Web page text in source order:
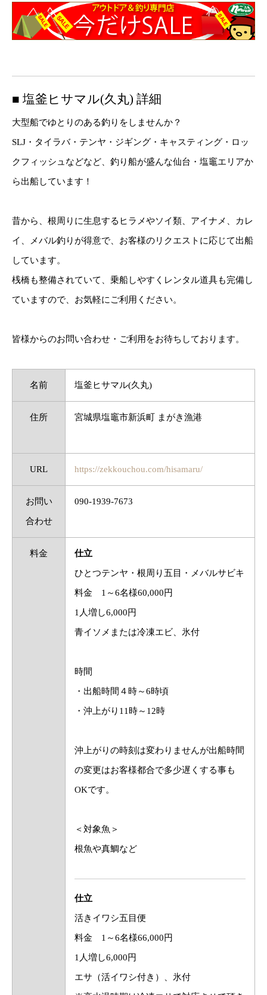
■ 塩釜ヒサマル(久丸) 詳細
大型船でゆとりのある釣りをしませんか？
SLJ・タイラバ・テンヤ・ジギング・キャスティング・ロッ
クフィッシュなどなど、釣り船が盛んな仙台・塩竈エリアか
ら出船しています！
昔から、根周りに生息するヒラメやソイ類、アイナメ、カレ
イ、メバル釣りが得意で、お客様のリクエストに応じて出船
しています。
桟橋も整備されていて、乗船しやすくレンタル道具も完備し
ていますので、お気軽にご利用ください。
皆様からのお問い合わせ・ご利用をお待ちしております。
名前 塩釜ヒサマル(久丸)
住所 宮城県塩竈市新浜町 まがき漁港
URL https://zekkouchou.com/hisamaru/
お問い
合わせ
090-1939-7673
料金 仕立
ひとつテンヤ・根周り五目・メバルサビキ
料金 1～6名様60,000円
1人増し6,000円
青イソメまたは冷凍エビ、氷付
時間
・出船時間４時～6時頃
・沖上がり11時～12時
沖上がりの時刻は変わりませんが出船時間
の変更はお客様都合で多少遅くする事も
OKです。
＜対象魚＞
根魚や真鯛など
仕立
活きイワシ五目便
料金 1～6名様66,000円
1人増し6,000円
エサ（活イワシ付き）、氷付